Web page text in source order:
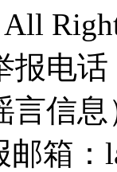
报电
言信
邮箱